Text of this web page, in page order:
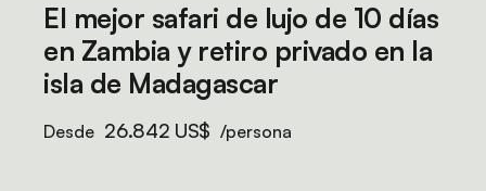
El mejor safari de lujo de 10 días
en Zambia y retiro privado en la
isla de Madagascar
Desde 26.842 US$ /persona